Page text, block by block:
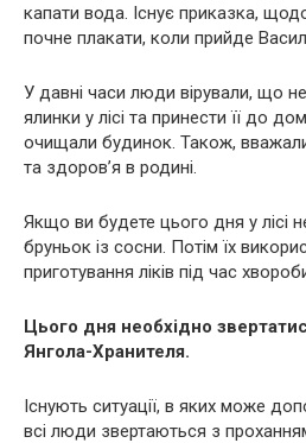
капати вода. Існує приказка,
почне плакати, коли прийде
У давні часи люди вірували, що
ялинки у лісі та принести її до
очищали будинок. Також,
та здоров’я в родині.
Якщо ви будете цього дня у лісі
бруньок із сосни. Потім їх
приготування ліків під час
Цього дня необхідно
Янгола-Хранителя.
Існують ситуації, в яких може
всі люди звертаються з